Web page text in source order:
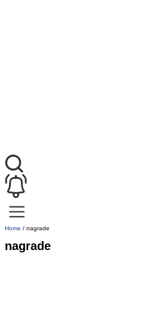
Home / nagrade
nagrade